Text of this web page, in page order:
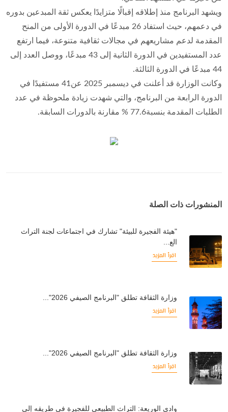
ويشهد البرنامج منذ إطلاقه إقبالًا متزايدًا يعكس ثقة المبدعين بدوره
في دعمهم، حيث استفاد 26 مبدعًا في الدورة الأولى من المنح
المقدمة لدعم مشاريعهم في مجالات ثقافية متنوعة، فيما ارتفع
عدد المستفيدين في الدورة الثانية إلى 43 مبدعًا، ووصل العدد إلى
44 مبدعًا في الدورة الثالثة.
وكانت الوزارة قد أعلنت في ديسمبر 2025 عن41 مستفيدًا في
الدورة الرابعة من البرنامج، والتي شهدت زيادة ملحوظة في عدد
الطلبات المقدمة بنسبة77.6 % مقارنة بالدورات السابقة.
المنشورات ذات الصلة
"هيئة الفجيرة للبيئة" تشارك في اجتماعات لجنة التراث
الع...
اقرأ المزيد
وزارة الثقافة تطلق "البرنامج الصيفي 2026"...
اقرأ المزيد
وزارة الثقافة تطلق "البرنامج الصيفي 2026"...
اقرأ المزيد
وادي الوريعة: التراث الطبيعي للفجيرة في طريقه إلى